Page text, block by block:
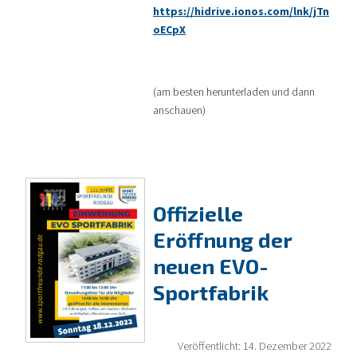
https://hidrive.ionos.com/lnk/jTn
oECpX
(am besten herunterladen und dann
anschauen)
Offizielle
Eröffnung der
neuen EVO-
Sportfabrik
Veröffentlicht: 14. Dezember 2022